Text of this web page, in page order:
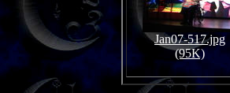
Jan07-517.jpg
(95K)